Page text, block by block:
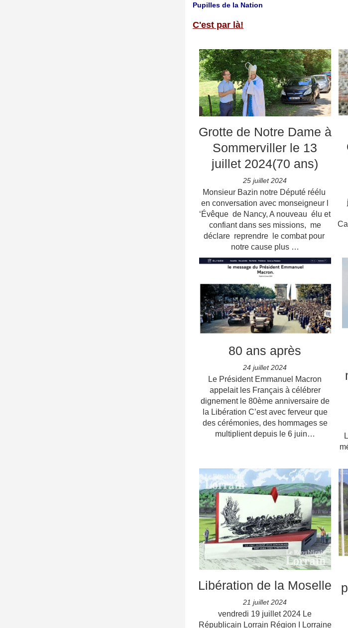
Pupilles de la Nation
C'est par là!
Grotte de Notre Dame à
Sommerviller le 13
juillet 2024(70 ans)
25 juillet 2024
Monsieur Bazin notre Député réélu
en conversation avec monseigneur l
‘Évêque de Nancy, A nouveau élu et
confiant dans ses missions, me
déclare reprendre le combat pour
notre cause plus …
80 ans après
24 juillet 2024
Le Président Emmanuel Macron
appelait les Français à célébrer
dignement le 80ème anniversaire de
la Libération C’est avec ferveur que
des cérémonies, des hommages se
multiplient depuis le 6 juin…
Libération de la Moselle
21 juillet 2024
vendredi 19 juillet 2024 Le
Républicain Lorrain Région I Lorraine